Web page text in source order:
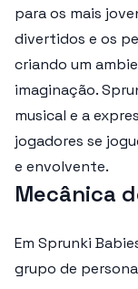
para os mais
divertidos e os
criando um
imaginação.
musical e a
jogadores se
e envolvente.
Mecânica
Em Sprunki
grupo de